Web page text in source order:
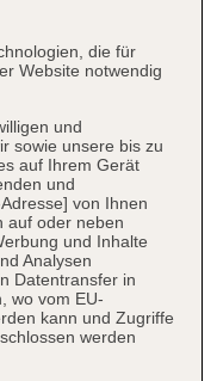
zahlbar vor Ort:
EUR
Uhr, gegen
englisch,
die für
Website notwendig
und
sowie unsere bis zu
auf Ihrem Gerät
und
von Ihnen
auf oder neben
und Inhalte
Analysen
Datentransfer in
wo vom EU-
kann und Zugriffe
werden